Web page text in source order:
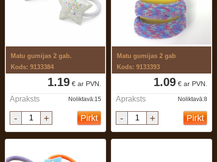
Matu gumijas 2 gab.
Kods: 9133384
1.19 € ar PVN.
Apraksts Noliktavā:15
- + Pirkt
Matu gumijas 2 gab
Kods: 9133393
1.09 € ar PVN.
Apraksts Noliktavā:8
- + Pirkt